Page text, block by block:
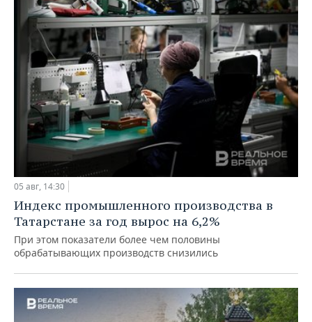
05 авг, 14:30
Индекс промышленного производства в
Татарстане за год вырос на 6,2%
При этом показатели более чем половины
обрабатывающих производств снизились